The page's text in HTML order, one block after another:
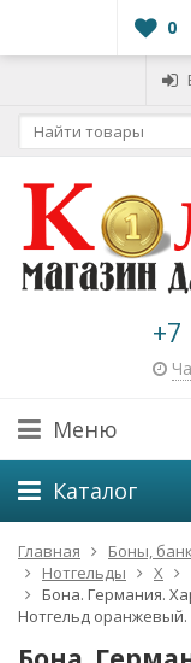
0
Меню
Каталог
Главная Боны,
Нотгельды
Х
Бона. Германия.
Нотгельд оранжевый.